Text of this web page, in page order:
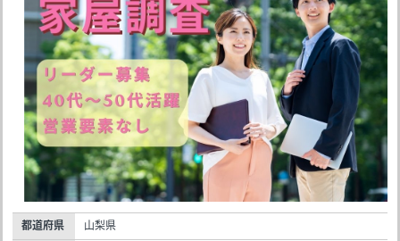
都道府県 山梨県